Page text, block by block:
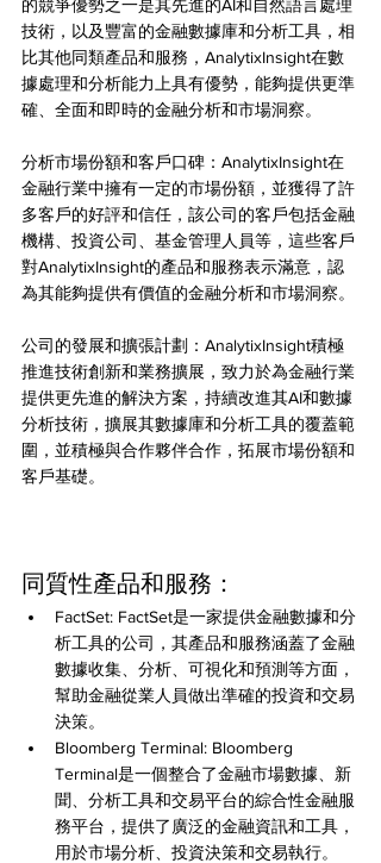
的競爭優勢之一是其先進的AI和自然語言處理
技術，以及豐富的金融數據庫和分析工具，相
比其他同類產品和服務，AnalytixInsight在數
據處理和分析能力上具有優勢，能夠提供更準
確、全面和即時的金融分析和市場洞察。
分析市場份額和客戶口碑：AnalytixInsight在
金融行業中擁有一定的市場份額，並獲得了許
多客戶的好評和信任，該公司的客戶包括金融
機構、投資公司、基金管理人員等，這些客戶
對AnalytixInsight的產品和服務表示滿意，認
為其能夠提供有價值的金融分析和市場洞察。
公司的發展和擴張計劃：AnalytixInsight積極
推進技術創新和業務擴展，致力於為金融行業
提供更先進的解決方案，持續改進其AI和數據
分析技術，擴展其數據庫和分析工具的覆蓋範
圍，並積極與合作夥伴合作，拓展市場份額和
客戶基礎。
同質性產品和服務：
FactSet: FactSet是一家提供金融數據和分
析工具的公司，其產品和服務涵蓋了金融
數據收集、分析、可視化和預測等方面，
幫助金融從業人員做出準確的投資和交易
決策。
Bloomberg Terminal: Bloomberg
Terminal是一個整合了金融市場數據、新
聞、分析工具和交易平台的綜合性金融服
務平台，提供了廣泛的金融資訊和工具，
用於市場分析、投資決策和交易執行。